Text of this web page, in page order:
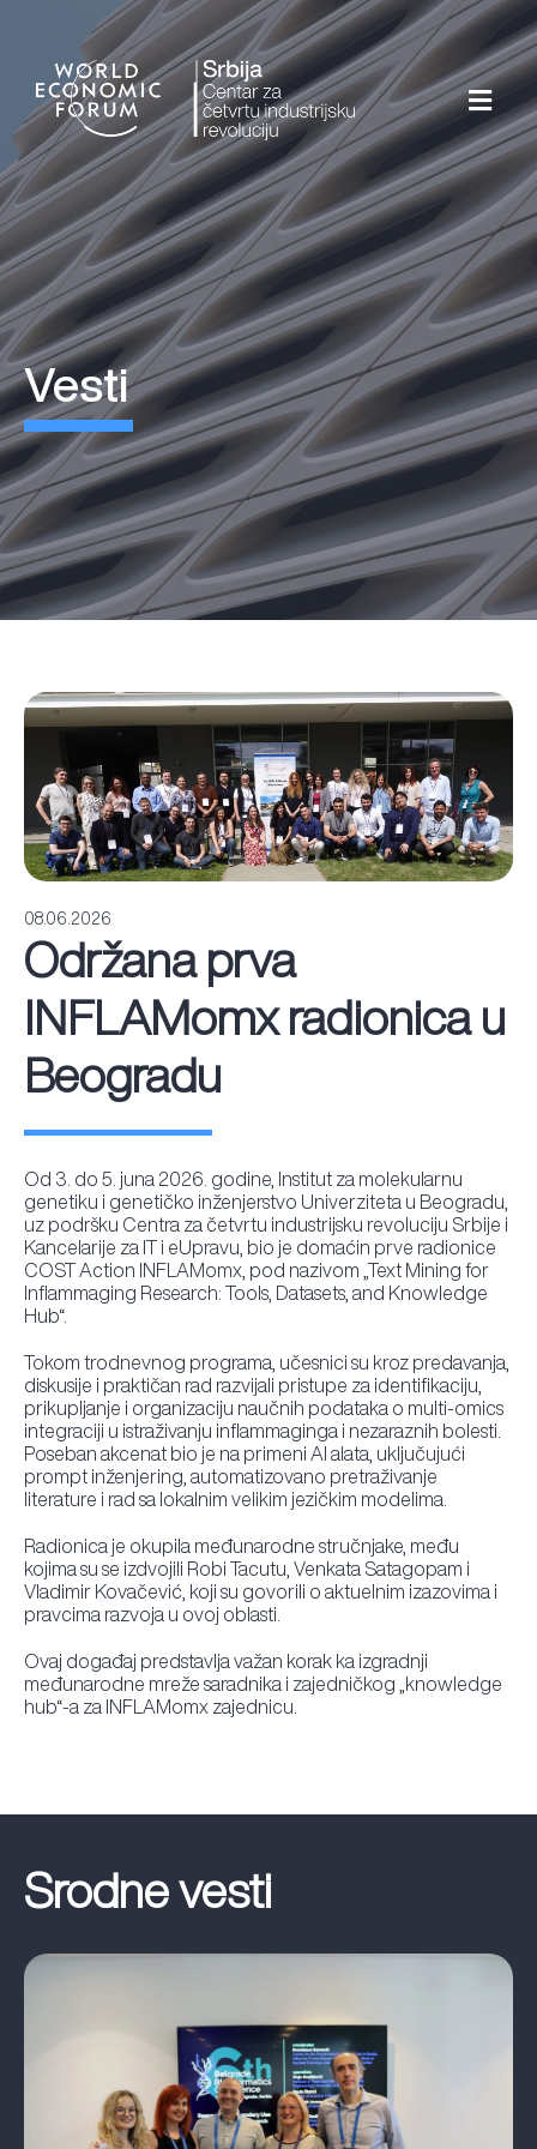
vesti
08.06.2026
Održana prva
INFLAMomx radionica u
Beogradu
Od 3. do 5. juna 2026. godine, Institut za molekularnu
genetiku i genetičko inženjerstvo Univerziteta u Beogradu,
uz podršku Centra za četvrtu industrijsku revoluciju Srbije i
Kancelarije za IT i eUpravu, bio je domaćin prve radionice
COST Action INFLAMomx, pod nazivom „Text Mining for
Inflammaging Research: Tools, Datasets, and Knowledge
Hub“.
Tokom trodnevnog programa, učesnici su kroz predavanja,
diskusije i praktičan rad razvijali pristupe za identifikaciju,
prikupljanje i organizaciju naučnih podataka o multi-omics
integraciji u istraživanju inflammaginga i nezaraznih bolesti.
Poseban akcenat bio je na primeni AI alata, uključujući
prompt inženjering, automatizovano pretraživanje
literature i rad sa lokalnim velikim jezičkim modelima.
Radionica je okupila međunarodne stručnjake, među
kojima su se izdvojili Robi Tacutu, Venkata Satagopam i
Vladimir Kovačević, koji su govorili o aktuelnim izazovima i
pravcima razvoja u ovoj oblasti.
Ovaj događaj predstavlja važan korak ka izgradnji
međunarodne mreže saradnika i zajedničkog „knowledge
hub“-a za INFLAMomx zajednicu.
Srodne vesti